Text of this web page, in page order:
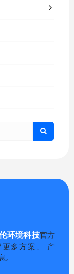
环境科技官方
多方案、 产